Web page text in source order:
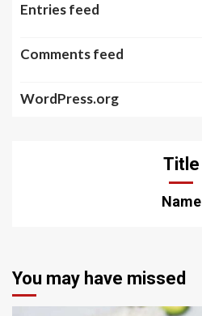
Entries feed
Comments feed
WordPress.org
Title
Name
You may have missed